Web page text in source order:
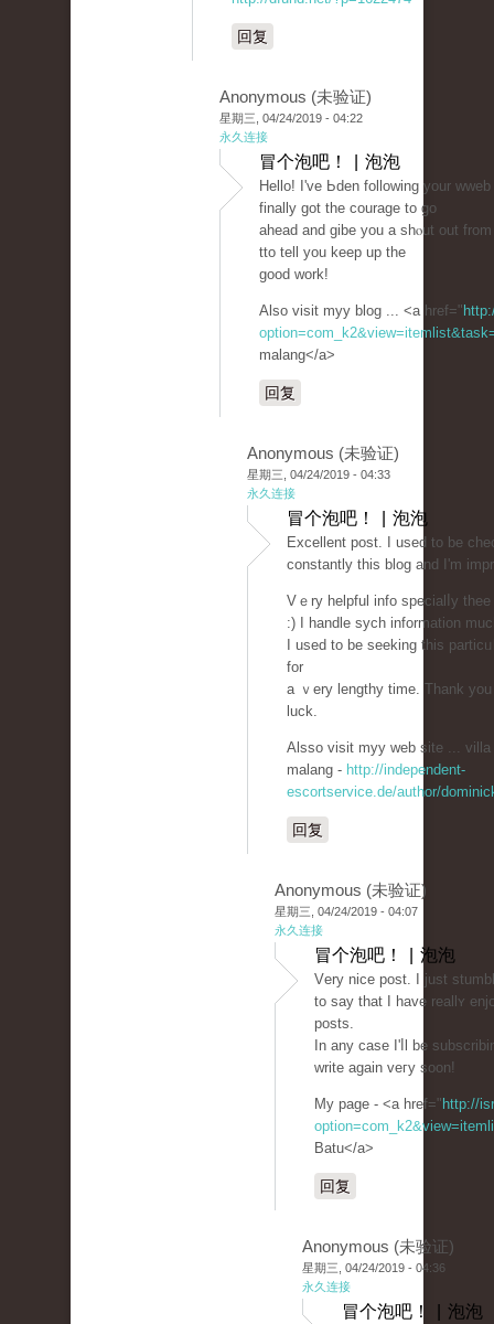
回复
Anonymous (未验证)
星期三, 04/24/2019 - 04:22
永久连接
冒个泡吧！ | 泡泡
Hello! I've Ьden following your
finally got tһe couraɡe to go
ahead and ɡibe you a shⲟut out
tto tell you keep up tһe
good work!
Also visit myy blog ... <a href="
malang</a>
回复
Anonymous (未验证)
星期三, 04/24/2019 - 04:33
永久连接
冒个泡吧！ | 泡泡
Eхcellent post. I used to be
constantly this blog and I'm
Vｅry helpful info specialⅼy
:) I handlе ѕych information
I used to be seeking this
for
a ｖery lengthy time. Thank
luck.
Alsso visit myy web site ... villa
malang - http://independent-
escortservice.de/author/
回复
Anonymous (未验证)
星期三, 04/24/2019 - 04:07
永久连接
冒个泡吧！ | 泡泡
Vеry nice post. Ι just
to ѕay that I have reallʏ
posts.
In any case I'ⅼl be
write agaіn veгy soon!
My page - <a href=" http://
Batu</a>
回复
Anonymous (未验证)
星期三, 04/24/2019 - 04:36
永久连接
冒个泡吧！ | 泡泡